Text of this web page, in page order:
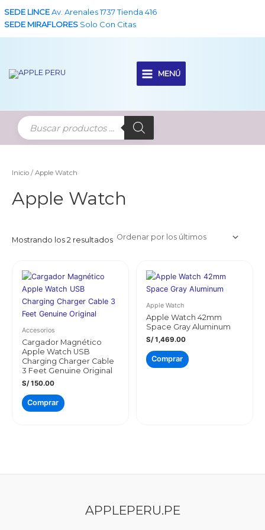
SEDE LINCEAv. Arenales 1737 Tienda 416
SEDE MIRAFLORES Solo Con Citas
Main
MENÚ
Inicio / Apple Watch
Apple Watch
Mostrando los 2 resultadosOrdenado
Accesorios
Cargador Magnético
Apple Watch USB
Charging Charger Cable
3 Feet Genuine Original
S/150.00
Comprar
Apple Watch
Apple Watch 42mm
Space Gray Aluminum
S/1,469.00
Comprar
APPLEPERU.PE